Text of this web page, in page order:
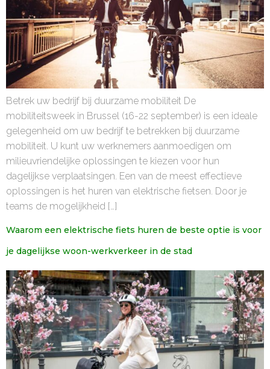
Betrek uw bedrijf bij duurzame mobiliteit De
mobiliteitsweek in Brussel (16-22 september) is een ideale
gelegenheid om uw bedrijf te betrekken bij duurzame
mobiliteit. U kunt uw werknemers aanmoedigen om
milieuvriendelijke oplossingen te kiezen voor hun
dagelijkse verplaatsingen. Een van de meest effectieve
oplossingen is het huren van elektrische fietsen. Door je
teams de mogelijkheid […]
Waarom een elektrische fiets huren de beste optie is voor
je dagelijkse woon-werkverkeer in de stad